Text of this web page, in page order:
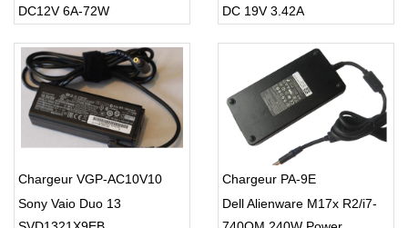
72W For Led strip Light
DC12V 6A-72W
DC 19V 3.42A
Chargeur VGP-AC10V10
Sony Vaio Duo 13
Chargeur PA-9E
Dell Alienware M17x R2/i7-